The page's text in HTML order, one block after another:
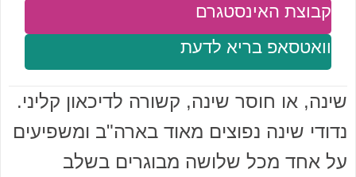
וואטסאפ בריא לדעת
קבוצת האינסטגרם
שינה, או חוסר שינה, קשורה לדיכאון קליני.
נדודי שינה נפוצים מאוד בארה"ב ומשפיעים
על אחד מכל שלושה מבוגרים בשלב